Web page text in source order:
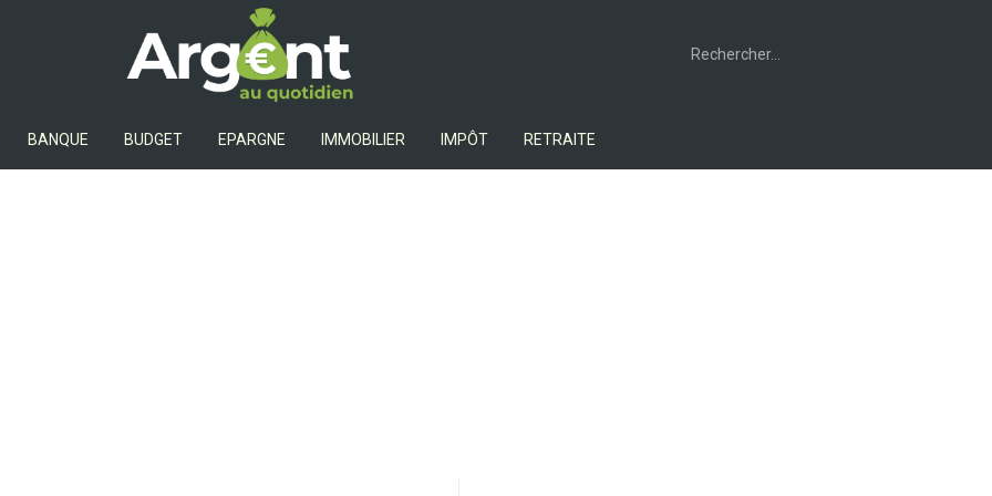
Argent Au Quotidien
Rechercher :
BANQUE BUDGET EPARGNE IMMOBILIER IMPÔT RETRAITE